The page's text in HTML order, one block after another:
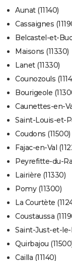
Aunat (11140)
Cassaignes
Belcastel-et-Buc
Maisons (11330)
Lanet (11330)
Counozouls
Bourigeole
Caunettes-en-
Saint-Louis-et-
Coudons (11500)
Fajac-en-Val
Peyrefitte-du-
Lairière (11330)
Pomy (11300)
La Courtète
Coustaussa
Saint-Just-et-le-
Quirbajou
Cailla (11140)